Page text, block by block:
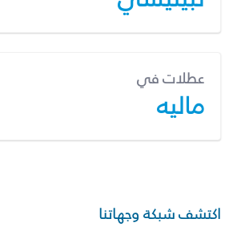
عطلات في
ماليه
اكتشف شبكة وجهاتنا